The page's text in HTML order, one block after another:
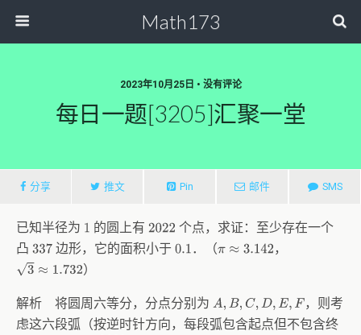
Math173
2023年10月25日 • 没有评论
每日一题[3205]汇聚一堂
分享 推文 Pin 邮件 SMS
已知半径为 1 的圆上有 2022 个点，求证：至少存在一个
凸 337 边形，它的面积小于0.1 ．（π≈3.142 ，
3≈1.732 ）
解析 将圆周六等分，分点分别为 A,B ,C,D,E,F
，则考
虑这六段弧（按逆时针方向，每段弧包含起点但不包含终